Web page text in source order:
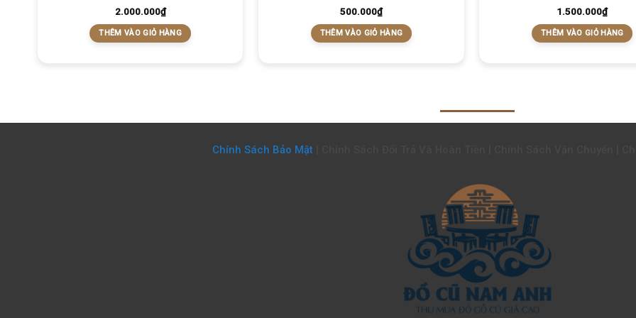
2.000.000₫
THÊM VÀO GIỎ HÀNG
500.000₫
THÊM VÀO GIỎ HÀNG
1.500.000₫
THÊM VÀO GIỎ HÀNG
Chính Sách Bảo Mật